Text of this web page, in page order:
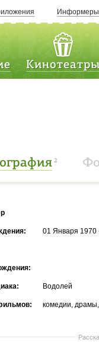
Информеры
2
01 Января 1970
Водолей
комедии,